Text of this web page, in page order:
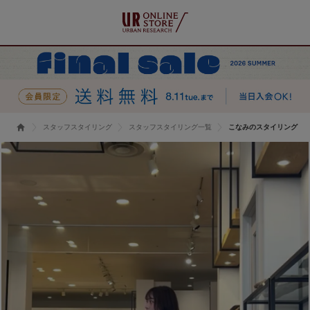
スタッフスタイリング スタッフスタイリング一覧 こなみのスタイリング